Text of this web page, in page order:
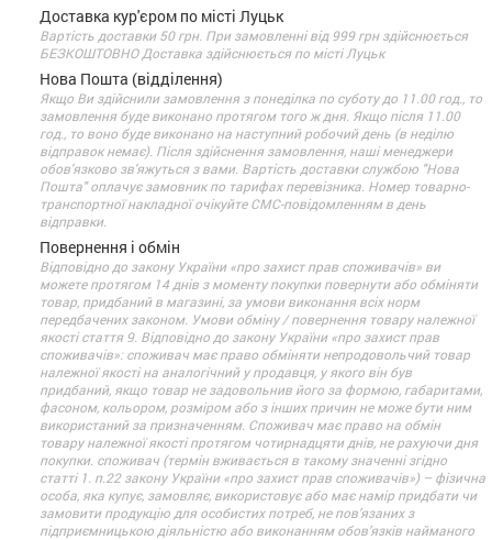
Доставка кур'єром по місті Луцьк
Вартість доставки 50 грн. При замовленні від 999 грн здійснюється
БЕЗКОШТОВНО Доставка здійснюється по місті Луцьк
Нова Пошта (відділення)
Якщо Ви здійснили замовлення з понеділка по суботу до 11.00 год., то
замовлення буде виконано протягом того ж дня. Якщо після 11.00
год., то воно буде виконано на наступний робочий день (в неділю
відправок немає). Після здійснення замовлення, наші менеджери
обов'язково зв'яжуться з вами. Вартість доставки службою "Нова
Пошта" оплачує замовник по тарифах перевізника. Номер товарно-
транспортної накладної очікуйте СМС-повідомленням в день
відправки.
Повернення і обмін
Відповідно до закону України «про захист прав споживачів» ви
можете протягом 14 днів з моменту покупки повернути або обміняти
товар, придбаний в магазині, за умови виконання всіх норм
передбачених законом. Умови обміну / повернення товару належної
якості стаття 9. Відповідно до закону України «про захист прав
споживачів»: споживач має право обміняти непродовольчий товар
належної якості на аналогічний у продавця, у якого він був
придбаний, якщо товар не задовольнив його за формою, габаритами,
фасоном, кольором, розміром або з інших причин не може бути ним
використаний за призначенням. Споживач має право на обмін
товару належної якості протягом чотирнадцяти днів, не рахуючи дня
покупки. споживач (термін вживається в такому значенні згідно
статті 1. п.22 закону України «про захист прав споживачів») – фізична
особа, яка купує, замовляє, використовує або має намір придбати чи
замовити продукцію для особистих потреб, не пов’язаних з
підприємницькою діяльністю або виконанням обов’язків найманого